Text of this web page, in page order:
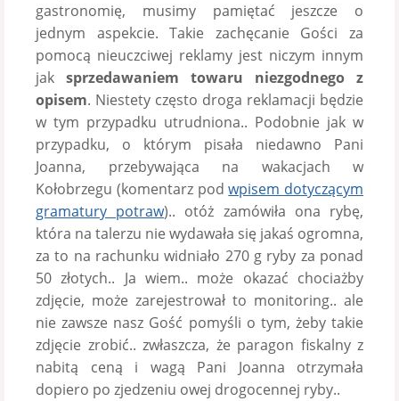
gastronomię, musimy pamiętać jeszcze o
jednym aspekcie. Takie zachęcanie Gości za
pomocą nieuczciwej reklamy jest niczym innym
jak sprzedawaniem towaru niezgodnego z
opisem. Niestety często droga reklamacji będzie
w tym przypadku utrudniona.. Podobnie jak w
przypadku, o którym pisała niedawno Pani
Joanna, przebywająca na wakacjach w
Kołobrzegu (komentarz podwpisem dotyczącym
gramatury potraw).. otóż zamówiła ona rybę,
która na talerzu nie wydawała się jakaś ogromna,
za to na rachunku widniało 270 g ryby za ponad
50 złotych.. Ja wiem.. może okazać chociażby
zdjęcie, może zarejestrował to monitoring.. ale
nie zawsze nasz Gość pomyśli o tym, żeby takie
zdjęcie zrobić.. zwłaszcza, że paragon fiskalny z
nabitą ceną i wagą Pani Joanna otrzymała
dopiero po zjedzeniu owej drogocennej ryby..